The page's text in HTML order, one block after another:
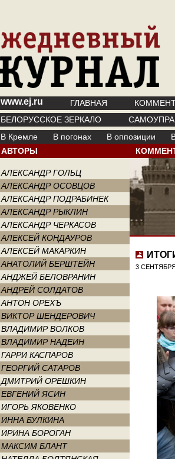
www.ej.ru ГЛАВНАЯ
БЕЛОРУССКОЕ ЗЕРКАЛО
В Кремле
В погонах В оппозиции
АВТОРЫ
АЛЕКСАНДР ГОЛЬЦ
АЛЕКСАНДР ОСОВЦОВ
АЛЕКСАНДР ПОДРАБИНЕК
АЛЕКСАНДР РЫКЛИН
АЛЕКСАНДР ЧЕРКАСОВ
АЛЕКСЕЙ КОНДАУРОВ
АЛЕКСЕЙ МАКАРКИН
АНАТОЛИЙ БЕРШТЕЙН
АНДЖЕЙ БЕЛОВРАНИН
АНДРЕЙ СОЛДАТОВ
АНТОН ОРЕХЪ
ВИКТОР ШЕНДЕРОВИЧ
ВЛАДИМИР ВОЛКОВ
ВЛАДИМИР НАДЕИН
ГАРРИ КАСПАРОВ
ГЕОРГИЙ САТАРОВ
ДМИТРИЙ ОРЕШКИН
ЕВГЕНИЙ ЯСИН
ИГОРЬ ЯКОВЕНКО
ИННА БУЛКИНА
ИРИНА БОРОГАН
МАКСИМ БЛАНТ
3 СЕНТЯБРЯ